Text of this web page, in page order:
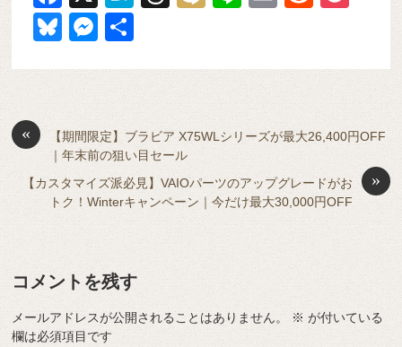
a
c
e
o
o
k
n
a
s
di et
Bl
y
M
n
g
er
«
【期間限定】ブラビア X75WLシリーズが最大26,400円OFF
｜年末前の狙い目セール
»
【カスタマイズ派必見】VAIOパーツのアップグレードがお
トク！Winterキャンペーン｜今だけ最大30,000円OFF
コメントを残す
メールアドレスが公開されることはありません。 ※ が付いている
欄は必須項目です